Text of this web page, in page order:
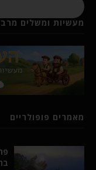
מעשיות ומשלים
מאמרים פופולריים